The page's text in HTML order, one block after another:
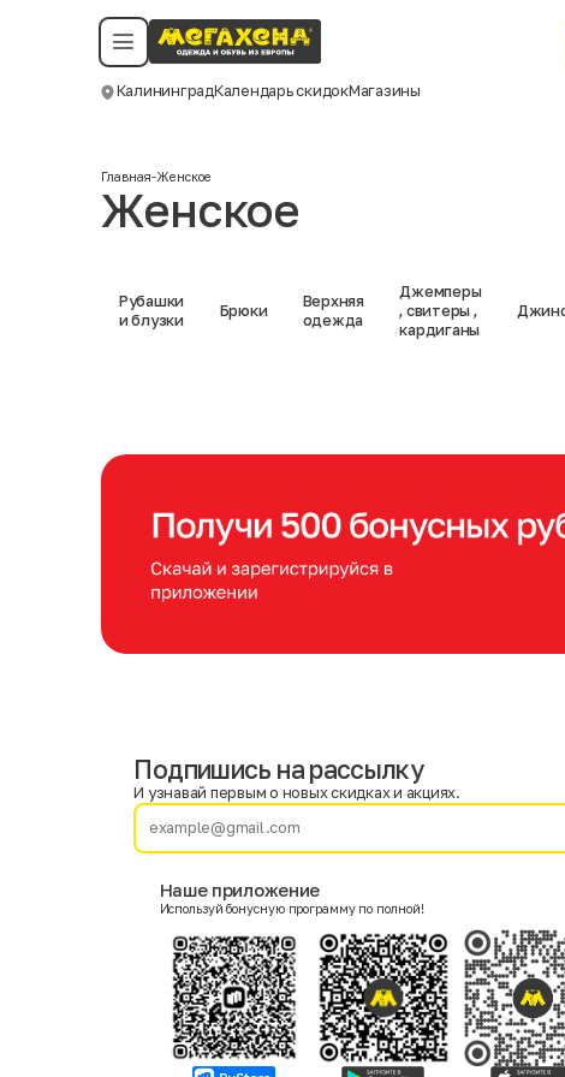
КалининградКалендарь скидокМагазины
Политика конфиденциальности
©️ Мегахенд 2026. Все права защищены.
Смотреть все даты
Главная-Женское
Женское
Рубашки
и блузки
Брюки
Верхняя
одежда
Джемперы
, свитеры ,
кардиганы
Фамилия
Женский
Согласие на получение чеков по электронной почте
Подпишись на рассылку
И узнавай первым о новых скидках и акциях.
Наше приложение
Используй бонусную программу по полной!